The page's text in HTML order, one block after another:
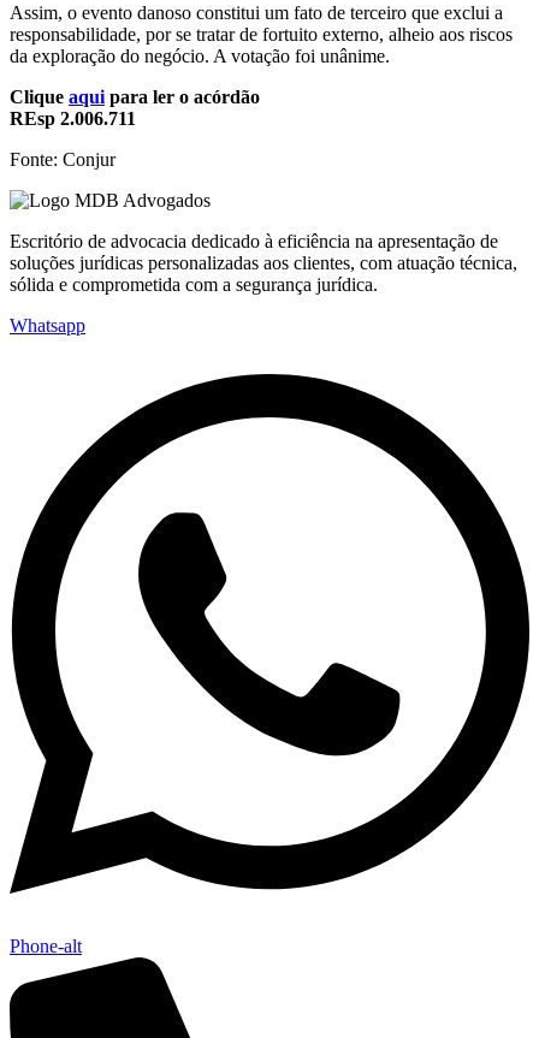
Assim, o evento danoso constitui um fato de terceiro que exclui a
responsabilidade, por se tratar de fortuito externo, alheio aos riscos
da exploração do negócio. A votação foi unânime.
Clique aqui para ler o acórdão
REsp 2.006.711
Fonte: Conjur
Escritório de advocacia dedicado à eficiência na apresentação de
soluções jurídicas personalizadas aos clientes, com atuação técnica,
sólida e comprometida com a segurança jurídica.
Whatsapp
Phone-alt